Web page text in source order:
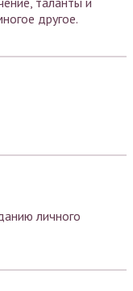
другое.
личного